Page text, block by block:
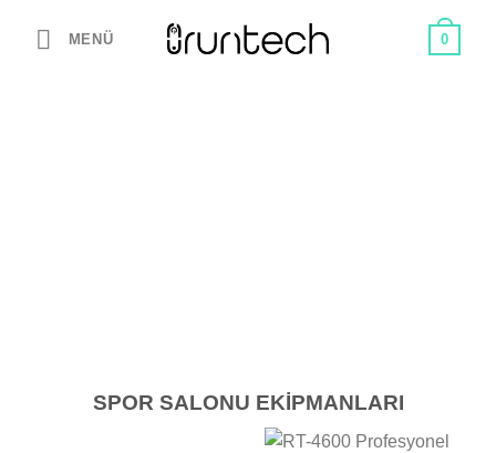
MENÜ 0
SPOR SALONU EKİPMANLARI